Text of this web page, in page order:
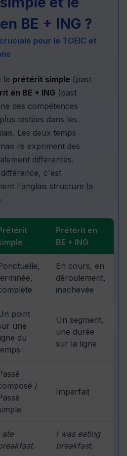
BE + ING ?
pour le TOEIC et
le prétérit simple (past
en BE + ING (past
des compétences
testées dans les
Les deux temps
ils expriment des
différentes.
c'est
l'anglais structure la
Prétérit en
BE + ING
En cours, en
déroulement,
inachevée
point
une
du
Un segment,
une durée
sur la ligne
/
Imparfait
ate
I was eating
breakfast.